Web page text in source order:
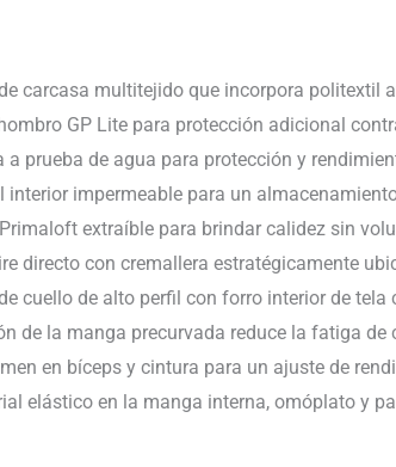
carcasa multitejido que incorpora politextil
GP Lite para protección adicional
a prueba de agua para protección y
interior impermeable para un
extraíble para brindar calidez sin
directo con cremallera estratégicamente
cuello de alto perfil con forro interior de tela
de la manga precurvada reduce la fatiga de
en bíceps y cintura para un ajuste de
elástico en la manga interna, omóplato y